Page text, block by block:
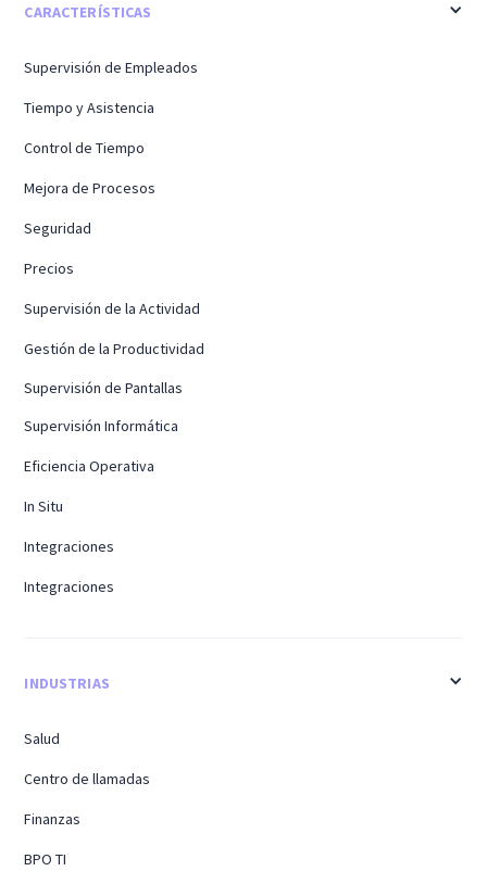
CARACTERÍSTICAS
Supervisión de Empleados
Tiempo y Asistencia
Control de Tiempo
Mejora de Procesos
Seguridad
Precios
Supervisión de la Actividad
Gestión de la Productividad
Supervisión de Pantallas
Supervisión Informática
Eficiencia Operativa
In Situ
Integraciones
Integraciones
INDUSTRIAS
Salud
Centro de llamadas
Finanzas
BPO TI